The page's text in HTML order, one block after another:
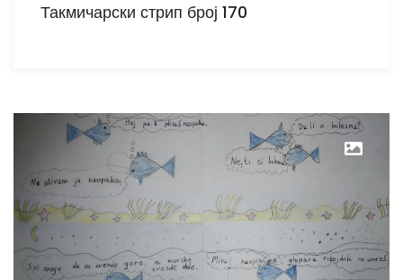
Такмичарски стрип број 170